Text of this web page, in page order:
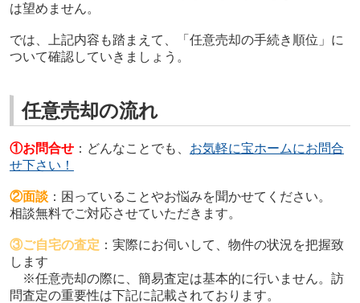
は望めません。
では、上記内容も踏まえて、「任意売却の手続き順位」に
ついて確認していきましょう。
任意売却の流れ
①お問合せ：どんなことでも、 お気軽に宝ホームにお問合
せ下さい！
②面談：困っていることやお悩みを聞かせてください。
相談無料でご対応させていただきます。
③ご自宅の査定 ：実際にお伺いして、物件の状況を把握致
します
※任意売却の際に、簡易査定は基本的に行いません。訪
問査定の重要性は下記に記載されております。